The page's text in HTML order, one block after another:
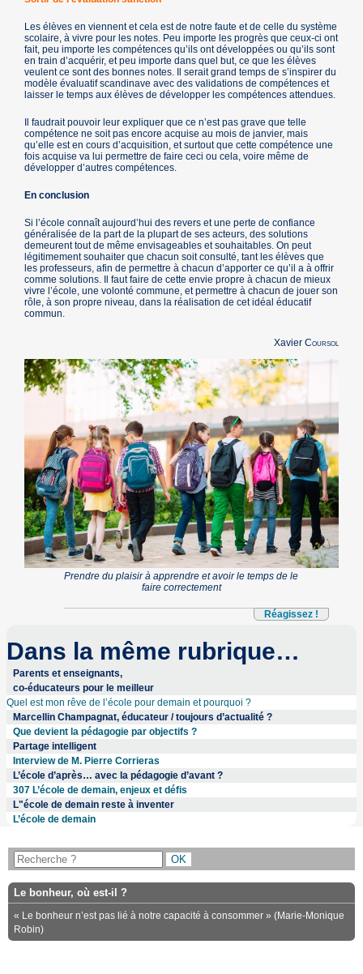
Les élèves en viennent et cela est de notre faute et de celle du système
scolaire, à vivre pour les notes. Peu importe les progrès que ceux-ci ont
fait, peu importe les compétences qu’ils ont développées ou qu’ils sont
en train d’acquérir, et peu importe dans quel but, ce que les élèves
veulent ce sont des bonnes notes. Il serait grand temps de s’inspirer du
modèle évaluatif scandinave avec des validations de compétences et
laisser le temps aux élèves de développer les compétences attendues.
Il faudrait pouvoir leur expliquer que ce n’est pas grave que telle
compétence ne soit pas encore acquise au mois de janvier, mais
qu’elle est en cours d’acquisition, et surtout que cette compétence une
fois acquise va lui permettre de faire ceci ou cela, voire même de
développer d’autres compétences.
En conclusion
Si l’école connaît aujourd’hui des revers et une perte de confiance
généralisée de la part de la plupart de ses acteurs, des solutions
demeurent tout de même envisageables et souhaitables. On peut
légitimement souhaiter que chacun soit consulté, tant les élèves que
les professeurs, afin de permettre à chacun d’apporter ce qu’il a à offrir
comme solutions. Il faut faire de cette envie propre à chacun de mieux
vivre l’école, une volonté commune, et permettre à chacun de jouer son
rôle, à son propre niveau, dans la réalisation de cet idéal éducatif
commun.
Xavier Coursol
Prendre du plaisir à apprendre et avoir le temps de le
faire correctement
Réagissez !
Dans la même rubrique…
Parents et enseignants,
co-éducateurs pour le meilleur
Quel est mon rêve de l’école pour demain et pourquoi ?
Marcellin Champagnat, éducateur / toujours d’actualité ?
Que devient la pédagogie par objectifs ?
Partage intelligent
Interview de M. Pierre Corrieras
L’école d’après… avec la pédagogie d’avant ?
307 L’école de demain, enjeux et défis
L"école de demain reste à inventer
L’école de demain
Le bonheur, où est-il ?
« Le bonheur n’est pas lié à notre capacité à consommer » (Marie-Monique
Robin)